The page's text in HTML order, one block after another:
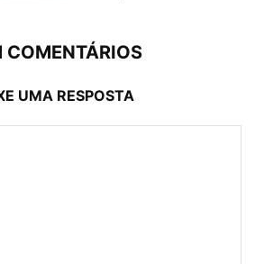
COMENTÁRIOS
UMA RESPOSTA